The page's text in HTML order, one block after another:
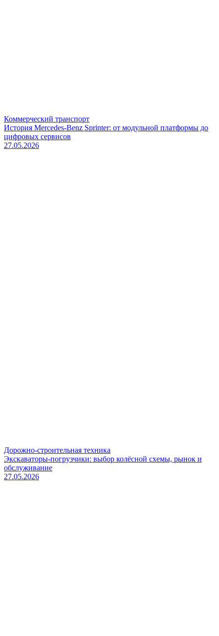
Коммерческий транспорт
История Mercedes-Benz Sprinter: от модульной платформы до
цифровых сервисов
27.05.2026
Дорожно-строительная техника
Экскаваторы-погрузчики: выбор колёсной схемы, рынок и
обслуживание
27.05.2026